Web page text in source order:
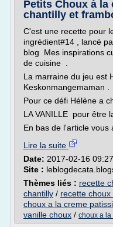
Petits Choux à la
chantilly et
C'est une recette pour
ingrédient#14 , lancé
blog Mes inspirations
de cuisine .
La marraine du jeu est
Keskonmangemaman .
Pour ce défi Hélène a
LA VANILLE pour être
En bas de l'article vous
Lire la suite
Date: 2017-02-16
Site :
Thèmes liés : recette
chantilly / recette
choux a la creme
vanille choux / choux a la